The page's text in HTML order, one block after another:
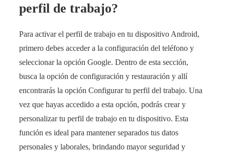
perfil de trabajo?
Para activar el perfil de trabajo en tu dispositivo Android,
primero debes acceder a la configuración del teléfono y
seleccionar la opción Google. Dentro de esta sección,
busca la opción de configuración y restauración y allí
encontrarás la opción Configurar tu perfil del trabajo. Una
vez que hayas accedido a esta opción, podrás crear y
personalizar tu perfil de trabajo en tu dispositivo. Esta
función es ideal para mantener separados tus datos
personales y laborales, brindando mayor seguridad y